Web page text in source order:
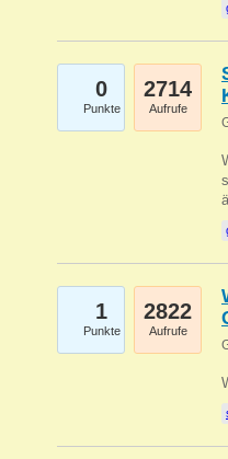
0
Punkte
2714
Aufrufe
1
Punkte
2822
Aufrufe